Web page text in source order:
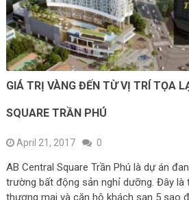
GIÁ TRỊ VÀNG ĐẾN TỪ VỊ TRÍ TỌA
SQUARE TRẦN PHÚ
April 21, 2017 0
AB Central Square Trần Phú là dự án
trường bất động sản nghỉ dưỡng. Đây là
thương mại và căn hộ khách sạn 5 sao